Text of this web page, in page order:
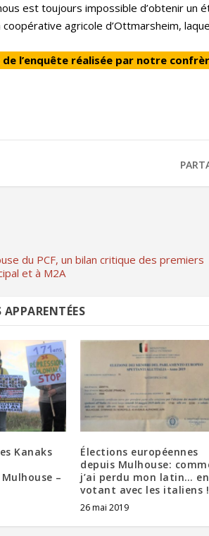
est toujours impossible d’obtenir un
coopérative agricole d’Ottmarsheim,
de l’enquête réalisée par notre
du PCF, un bilan critique des premiers
et à M2A
Kanaks
–
Élections européennes
depuis Mulhouse:
j’ai perdu mon latin… en
votant avec les italiens !
26 mai 2019